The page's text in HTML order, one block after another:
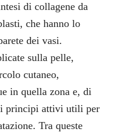
di collagene da
che hanno lo
dei vasi.
sulla pelle,
cutaneo,
in quella zona e, di
principi attivi utili per
Tra queste